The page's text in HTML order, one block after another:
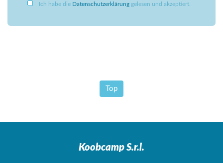
Ich habe die Datenschutzerklärung gelesen und akzeptiert.
Top
Koobcamp S.r.l.